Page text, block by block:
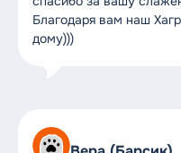
Благодаря вам наш
дому)))